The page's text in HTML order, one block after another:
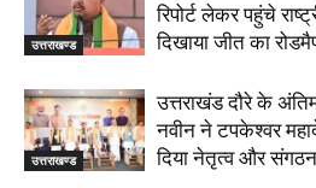
उत्तराखण्ड
रिपोर्ट लेकर पहुंचे
दिखाया जीत का
उत्तराखण्ड
उत्तराखंड दौरे के
नवीन ने टपकेश्वर
दिया नेतृत्व और